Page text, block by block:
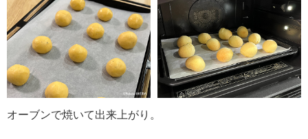
オーブンで焼いて出来上がり。